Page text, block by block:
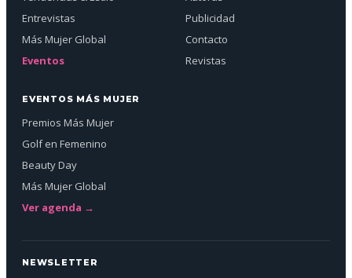
Entrevistas
Más Mujer Global
Eventos
Publicidad
Contacto
Revistas
EVENTOS MÁS MUJER
Premios Más Mujer
Golf en Femenino
Beauty Day
Más Mujer Global
Ver agenda →
NEWSLETTER